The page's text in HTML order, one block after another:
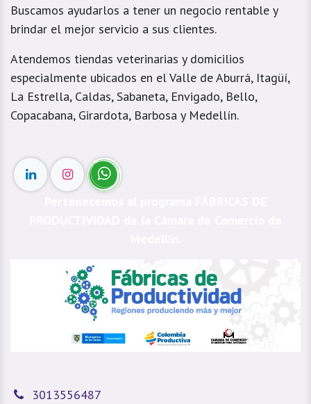
Buscamos ayudarlos a tener un negocio rentable y
brindar el mejor servicio a sus clientes.
Atendemos tiendas veterinarias y domicilios
especialmente ubicados en el Valle de Aburrá, Itagüí,
La Estrella, Caldas, Sabaneta, Envigado, Bello,
Copacabana, Girardota, Barbosa y Medellín.
3013556487